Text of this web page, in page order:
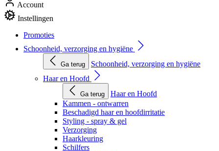
Account
Instellingen
Promoties
Schoonheid, verzorging en hygiëne
Ga terug
Schoonheid, verzorging en hygiëne
Haar en Hoofd
Ga terug
Haar en Hoofd
Kammen - ontwarren
Beschadigd haar en hoofdirritatie
Styling - spray & gel
Verzorging
Haarkleuring
Schilfers